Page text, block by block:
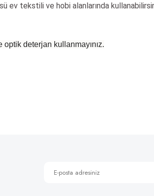
ev tekstili ve hobi alanlarında
optik deterjan kullanmayınız.